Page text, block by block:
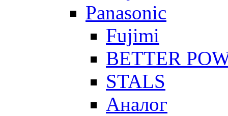
Panasonic
Fujimi
BETTER
STALS
Аналог